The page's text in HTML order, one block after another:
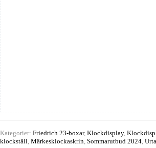
Kategorier: Friedrich 23-boxar, Klockdisplay,
klockställ Märkesklockaskrin Sommarutbud 2024